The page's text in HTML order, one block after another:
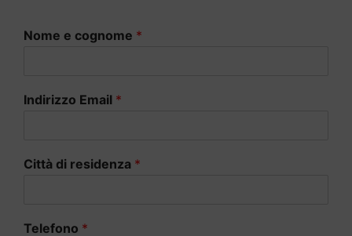
Nome e cognome *
Indirizzo Email *
Città di residenza *
Telefono *